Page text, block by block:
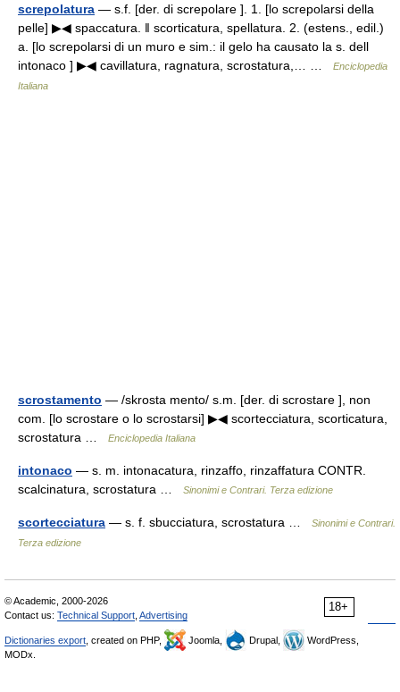
screpolatura — s.f. [der. di screpolare ]. 1. [lo screpolarsi della
pelle] ▶◀ spaccatura. ‖ scorticatura, spellatura. 2. (estens., edil.)
a. [lo screpolarsi di un muro e sim.: il gelo ha causato la s. dell
intonaco ] ▶◀ cavillatura, ragnatura, scrostatura,… …
Enciclopedia
Italiana
scrostamento — /skrosta mento/ s.m. [der. di scrostare ], non
com. [lo scrostare o lo scrostarsi] ▶◀ scortecciatura, scorticatura,
scrostatura …
Enciclopedia Italiana
intonaco — s. m. intonacatura, rinzaffo, rinzaffatura CONTR.
scalcinatura, scrostatura …
Sinonimi e Contrari. Terza edizione
scortecciatura — s. f. sbucciatura, scrostatura …
Sinonimi e Contrari.
Terza edizione
18+
© Academic, 2000-2026
Contact us: Technical Support Advertising
Dictionaries export , created on PHP, Joomla, Drupal,
WordPress,
MODx.